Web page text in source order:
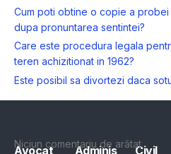
Cum poti obtine o copie a
dupa pronuntarea sentintei?
Care este procedura legala
teren achizitionat in 1962?
Este posibil sa divortezi daca
Niciun comentariu de arătat.
Avocat
Adminis
Civil